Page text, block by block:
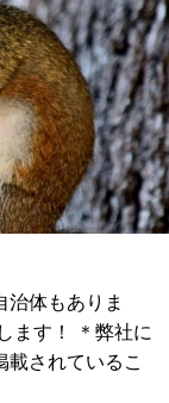
治体もありま
ます！ ＊弊社に
載されているこ